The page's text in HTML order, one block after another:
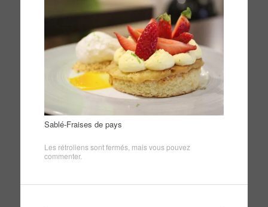
Sablé-Fraises de pays
Les rétroliens sont fermés, mais vous pouvez
commenter.